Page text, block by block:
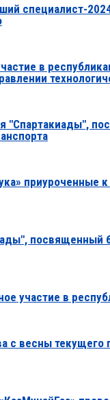
специалист-
в
"Спартакиады",
приуроченные
посвященный
участие в
с весны